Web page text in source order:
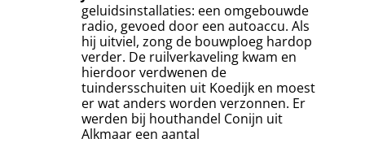
geluidsinstallaties: een omgebouwde
radio, gevoed door een autoaccu. Als
hij uitviel, zong de bouwploeg hardop
verder. De ruilverkaveling kwam en
hierdoor verdwenen de
tuindersschuiten uit Koedijk en moest
er wat anders worden verzonnen. Er
werden bij houthandel Conijn uit
Alkmaar een aantal